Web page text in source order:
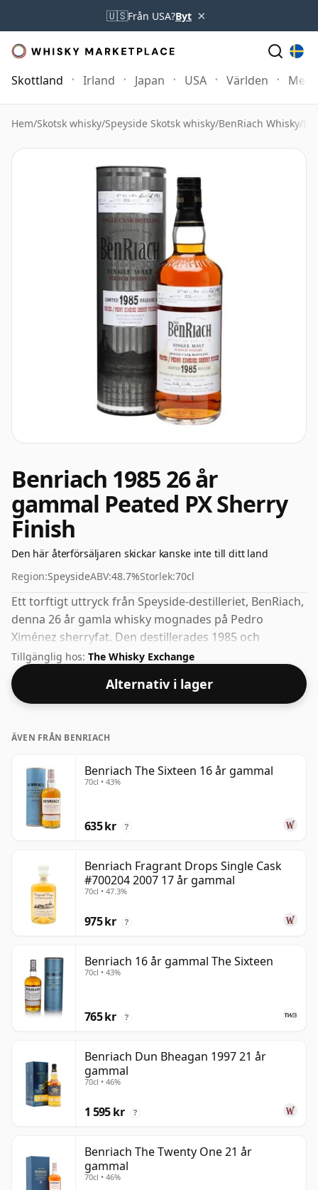
🇺🇸Från USA?Byt ×
Skottland Irland Japan USA Världen Mer
Hem/Skotsk whisky/Speyside Skotsk whisky/BenRiach Whisky/
Benriach 1985 26 år
gammal Peated PX Sherry
Finish
Den här återförsäljaren skickar kanske inte till ditt land
Region:SpeysideABV:48.7%Storlek:70cl
Ett torftigt uttryck från Speyside-destilleriet, BenRiach,
denna 26 år gamla whisky mognades på Pedro
Ximénez sherryfat. Den destillerades 1985 och
buteljerades 2012 till en mycket drickbar alkoholhalt
på 48,7 %.
Tillgänglig hos: The Whisky Exchange
Alternativ i lager
ÄVEN FRÅN BENRIACH
Benriach The Sixteen 16 år gammal
70cl • 43%
635 kr ?
Benriach Fragrant Drops Single Cask
#700204 2007 17 år gammal
70cl • 47.3%
975 kr ?
Benriach 16 år gammal The Sixteen
70cl • 43%
765 kr ?
Benriach Dun Bheagan 1997 21 år
gammal
70cl • 46%
1 595 kr ?
Benriach The Twenty One 21 år
gammal
70cl • 46%